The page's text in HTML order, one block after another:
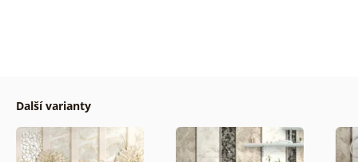
Další varianty